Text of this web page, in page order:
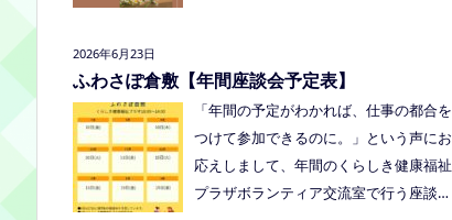
ひお越しください。
内容：いつもの座談会とは違う場所でこ
17:00まで お申し込みはこちらをクリッ
クしてお申し込みください。または、公
式LINE、Instagramにメッセージを送っ
2026年6月23日
ふわさぽ倉敷【年間座談会予定表】
「年間の予定がわかれば、仕事の都合を
つけて参加できるのに。」という声にお
応えしまして、年間のくらしき健康福祉
プラザボランティア交流室で行う座談会